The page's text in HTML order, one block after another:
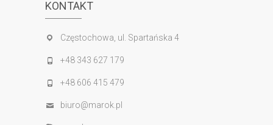
KONTAKT
Częstochowa, ul. Spartańska 4
+48 343 627 179
+48 606 415 479
biuro@marok.pl